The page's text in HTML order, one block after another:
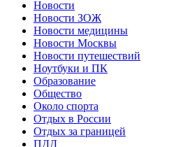
Новости
Новости ЗОЖ
Новости медицины
Новости Москвы
Новости путешествий
Ноутбуки и ПК
Образование
Общество
Около спорта
Отдых в России
Отдых за границей
ПДД